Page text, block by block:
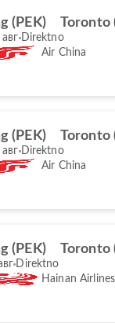
(PEK) Toronto
Direktno
Air China
(PEK) Toronto
Direktno
Air China
(PEK) Toronto
Direktno
Hainan Airlines